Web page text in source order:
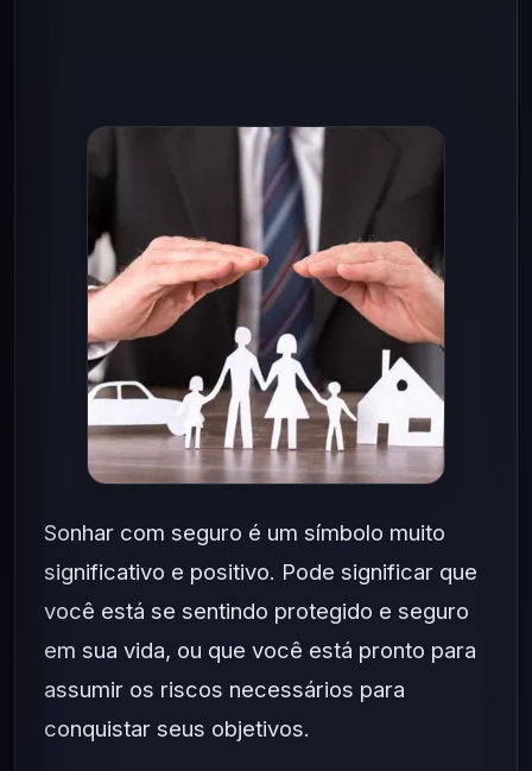
Sonhar com seguro é um símbolo muito
significativo e positivo. Pode significar que
você está se sentindo protegido e seguro
em sua vida, ou que você está pronto para
assumir os riscos necessários para
conquistar seus objetivos.